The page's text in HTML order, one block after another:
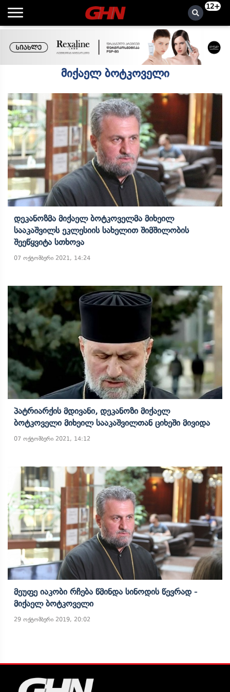
12+
მიქაელ ბოტკოველი
Დეკანოზმა Მიქაელ Ბოტკოველმა Მიხეილ
Სააკაშვილს Ეკლესიის Სახელით Შიმშილობის
Შეეწყვიტა Სთხოვა
07 ოქტომბერი 2021, 14:24
Პატრიარქის Მდივანი, Დეკანოზი Მიქაელ
Ბოტკოველი Მიხეილ Სააკაშვილთან Ციხეში Მივიდა
07 ოქტომბერი 2021, 14:12
Მეუფე Იაკობი Რჩება Წმინდა Სინოდის Წევრად -
Მიქაელ Ბოტკოველი
29 ოქტომბერი 2019, 20:02